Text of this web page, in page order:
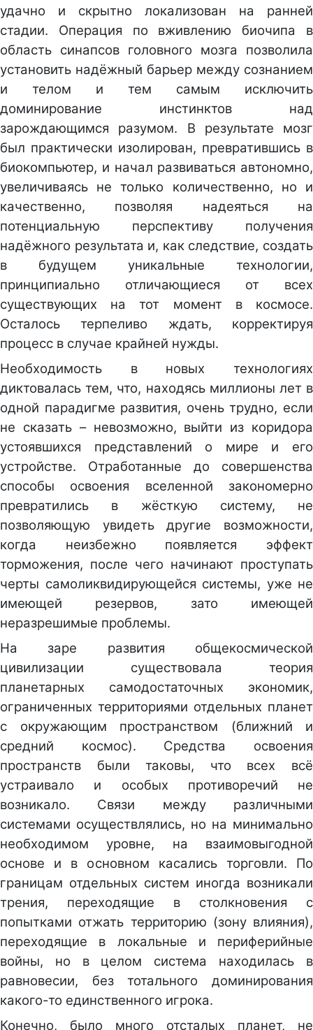
удачно и скрытно локализован на ранней
стадии. Операция по вживлению биочипа в
область синапсов головного мозга позволила
установить надёжный барьер между сознанием
и телом и тем самым исключить
доминирование инстинктов над
зарождающимся разумом. В результате мозг
был практически изолирован, превратившись в
биокомпьютер, и начал развиваться автономно,
увеличиваясь не только количественно, но и
качественно, позволяя надеяться на
потенциальную перспективу получения
надёжного результата и, как следствие, создать
в будущем уникальные технологии,
принципиально отличающиеся от всех
существующих на тот момент в космосе.
Осталось терпеливо ждать, корректируя
процесс в случае крайней нужды.
Необходимость в новых технологиях
диктовалась тем, что, находясь миллионы лет в
одной парадигме развития, очень трудно, если
не сказать – невозможно, выйти из коридора
устоявшихся представлений о мире и его
устройстве. Отработанные до совершенства
способы освоения вселенной закономерно
превратились в жёсткую систему, не
позволяющую увидеть другие возможности,
когда неизбежно появляется эффект
торможения, после чего начинают проступать
черты самоликвидирующейся системы, уже не
имеющей резервов, зато имеющей
неразрешимые проблемы.
На заре развития общекосмической
цивилизации существовала теория
планетарных самодостаточных экономик,
ограниченных территориями отдельных планет
с окружающим пространством (ближний и
средний космос). Средства освоения
пространств были таковы, что всех всё
устраивало и особых противоречий не
возникало. Связи между различными
системами осуществлялись, но на минимально
необходимом уровне, на взаимовыгодной
основе и в основном касались торговли. По
границам отдельных систем иногда возникали
трения, переходящие в столкновения с
попытками отжать территорию (зону влияния),
переходящие в локальные и периферийные
войны, но в целом система находилась в
равновесии, без тотального доминирования
какого-то единственного игрока.
Конечно, было много отсталых планет, не